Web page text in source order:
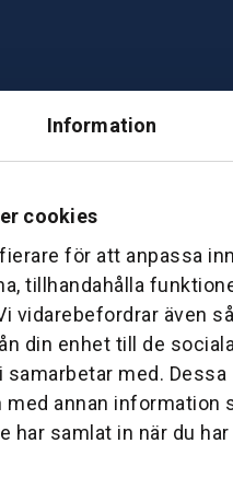
Information
cookies
för att anpassa
tillhandahålla
vidarebefordrar även
din enhet till de
med. Dessa
annan information
har samlat in när du